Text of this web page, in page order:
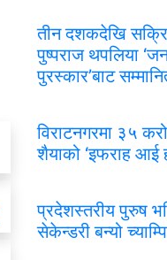
तीन दशकदेखि
पुष्पराज थपलिया
पुरस्कार’बाट
विराटनगरमा ३५
शैयाको ‘इफराह आई
प्रदेशस्तरीय पुरुष
सेकेन्डरी बन्यो